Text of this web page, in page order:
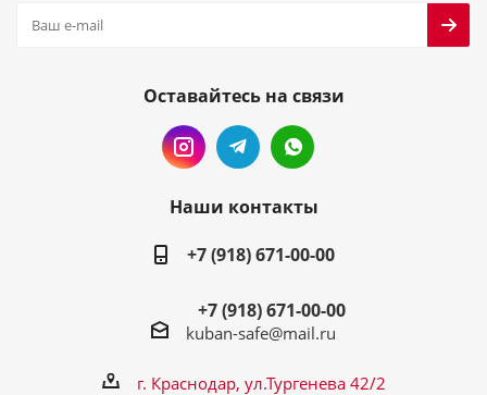
Оставайтесь на связи
Наши контакты
+7 (918) 671-00-00
+7 (918) 671-00-00
kuban-safe@mail.ru
г. Краснодар, ул.Тургенева 42/2